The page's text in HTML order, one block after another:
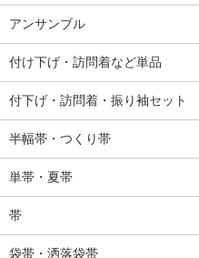
アンサンブル
付け下げ・訪問着など単品
付下げ・訪問着・振り袖セット
半幅帯・つくり帯
単帯・夏帯
帯
袋帯・洒落袋帯